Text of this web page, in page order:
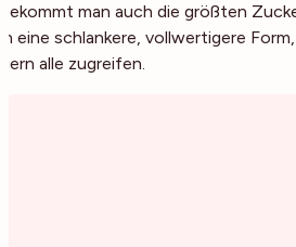
bekommt man auch die größten
in eine schlankere, vollwertigere
gern alle zugreifen.